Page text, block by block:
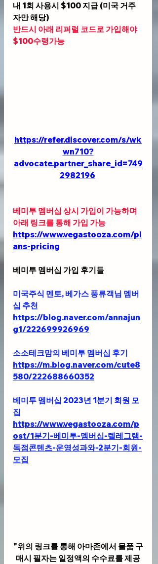
내 1회 사용시 $100 지급 (미국 거주
자만 해당)
반드시 아래 리퍼럴 코드로 가입해야
$100수령가능
https://refer.discover.com/s/wk
wn710?
advocate.partner_share_id=749
2982196
베미투 멤버십 상시 가입이 가능하며
아래 링크를 통해 가입 가능
https://www.vegastooza.com/pl
ans-pricing
베미투 멤버십 가입 후기들
미국주식 멘토, 베가스 풍류객님 멤버
십 추천
https://blog.naver.com/annajun
g1/222699926969
소소테크맘의 베미투 멤버십 후기
https://m.blog.naver.com/cute8
580/222688660352
베미투 멤버십 2023년 1분기 회원 모
집
https://www.vegastooza.com/p
ost/1분기-베미투-멤버십-텔레그램-
독점콘텐츠-운영성과와-2분기-회원-
모집
"위의 링크를 통해 아마존에서 물품 구
매시 필자는 일정액의 수수료를 제공